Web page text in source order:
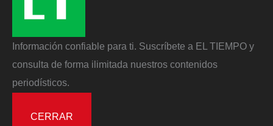
Información confiable para ti. Suscríbete a EL TIEMPO y
consulta de forma ilimitada nuestros contenidos
periodísticos.
CERRAR